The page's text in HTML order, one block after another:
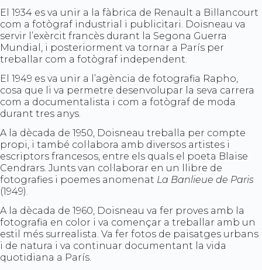
El 1934 es va unir a la fàbrica de Renault a Billancourt
com a fotògraf industrial i publicitari. Doisneau va
servir l’exèrcit francès durant la Segona Guerra
Mundial, i posteriorment va tornar a París per
treballar com a fotògraf independent.
El 1949 es va unir a l’agència de fotografia Rapho,
cosa que li va permetre desenvolupar la seva carrera
com a documentalista i com a fotògraf de moda
durant tres anys.
A la dècada de 1950, Doisneau treballa per compte
propi, i també col·labora amb diversos artistes i
escriptors francesos, entre els quals el poeta Blaise
Cendrars. Junts van col·laborar en un llibre de
fotografies i poemes anomenat La Banlieue de Paris
(1949).
A la dècada de 1960, Doisneau va fer proves amb la
fotografia en color i va començar a treballar amb un
estil més surrealista. Va fer fotos de paisatges urbans
i de natura i va continuar documentant la vida
quotidiana a París.